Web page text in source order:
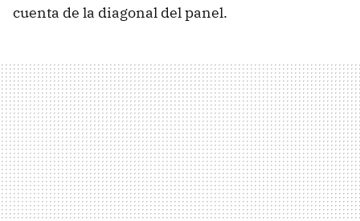
cuenta de la diagonal del panel.